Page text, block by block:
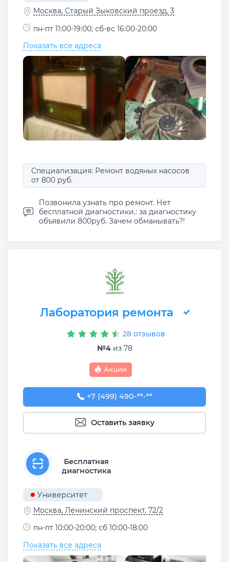
Москва, Старый Зыковский проезд, 3
пн-пт 11:00-19:00; сб-вс 16:00-20:00
Показать все адреса
Специализация: Ремонт водяных насосов
от 800 руб.
Позвонила узнать про ремонт. Нет
бесплатной диагностики.: за диагностику
объявили 800руб. Зачем обманывать?!
Лаборатория ремонта
28 отзывов
№4из 78
Акции
+7 (499) 490-05-63
+7 (499) 490-**-**
Оставить заявку
Бесплатная
диагностика
Университет
Москва, Ленинский проспект, 72/2
пн-пт 10:00-20:00; сб 10:00-18:00
Показать все адреса